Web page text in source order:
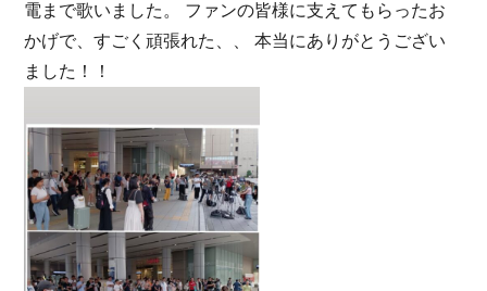
電まで歌いました。 ファンの皆様に支えてもらったお
かげで、すごく頑張れた、、
本当にありがとうござい
ました！！